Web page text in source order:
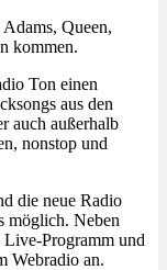
Queen,
kommen.
Ton einen
aus den
auch außerhalb
nonstop und
die neue Radio
möglich. Neben
Programm und
Webradio an.